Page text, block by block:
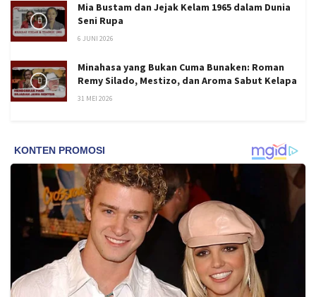
Mia Bustam dan Jejak Kelam 1965 dalam Dunia
Seni Rupa
6 JUNI 2026
Minahasa yang Bukan Cuma Bunaken: Roman
Remy Silado, Mestizo, dan Aroma Sabut Kelapa
31 MEI 2026